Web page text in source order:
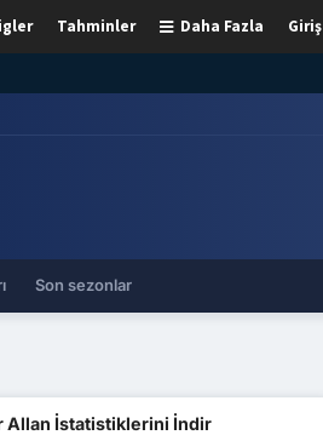
Giriş
Daha Fazla
Tahminler
Son sezonlar
Allan İstatistiklerini İndir